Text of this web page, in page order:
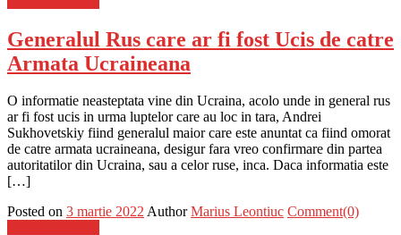
Generalul Rus care ar fi fost Ucis de catre
Armata Ucraineana
O informatie neasteptata vine din Ucraina, acolo unde in general rus
ar fi fost ucis in urma luptelor care au loc in tara, Andrei
Sukhovetskiy fiind generalul maior care este anuntat ca fiind omorat
de catre armata ucraineana, desigur fara vreo confirmare din partea
autoritatilor din Ucraina, sau a celor ruse, inca. Daca informatia este
[…]
Posted on 3 martie 2022Author Marius Leontiuc Comment(0)